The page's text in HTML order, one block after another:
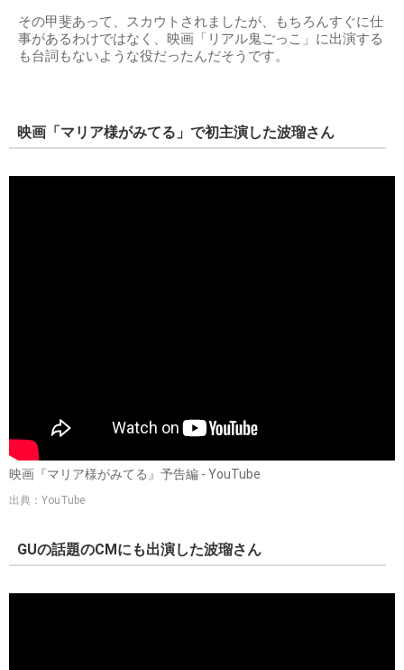
その甲斐あって、スカウトされましたが、もちろんすぐに仕
事があるわけではなく、映画「リアル鬼ごっこ」に出演する
も台詞もないような役だったんだそうです。
映画「マリア様がみてる」で初主演した波瑠さん
映画『マリア様がみてる』予告編 - YouTube
出典：YouTube
GUの話題のCMにも出演した波瑠さん